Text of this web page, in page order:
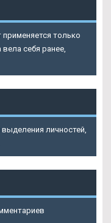
только
себя ранее,
личностей,